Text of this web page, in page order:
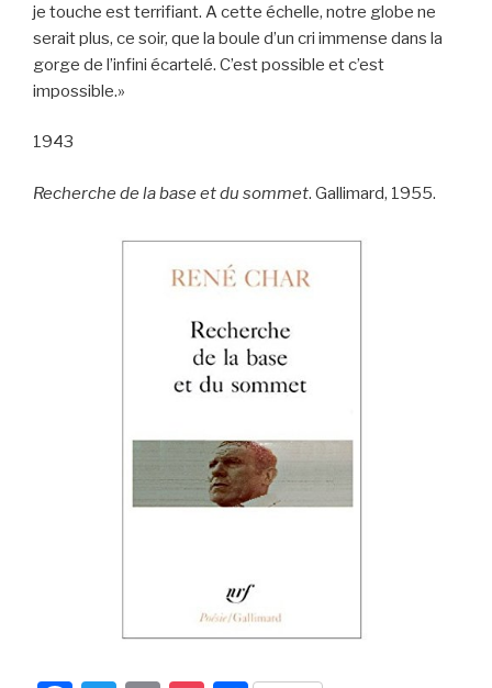
je touche est terrifiant. A cette échelle, notre globe ne
serait plus, ce soir, que la boule d’un cri immense dans la
gorge de l’infini écartelé. C’est possible et c’est
impossible.»
1943
Recherche de la base et du sommet. Gallimard, 1955.